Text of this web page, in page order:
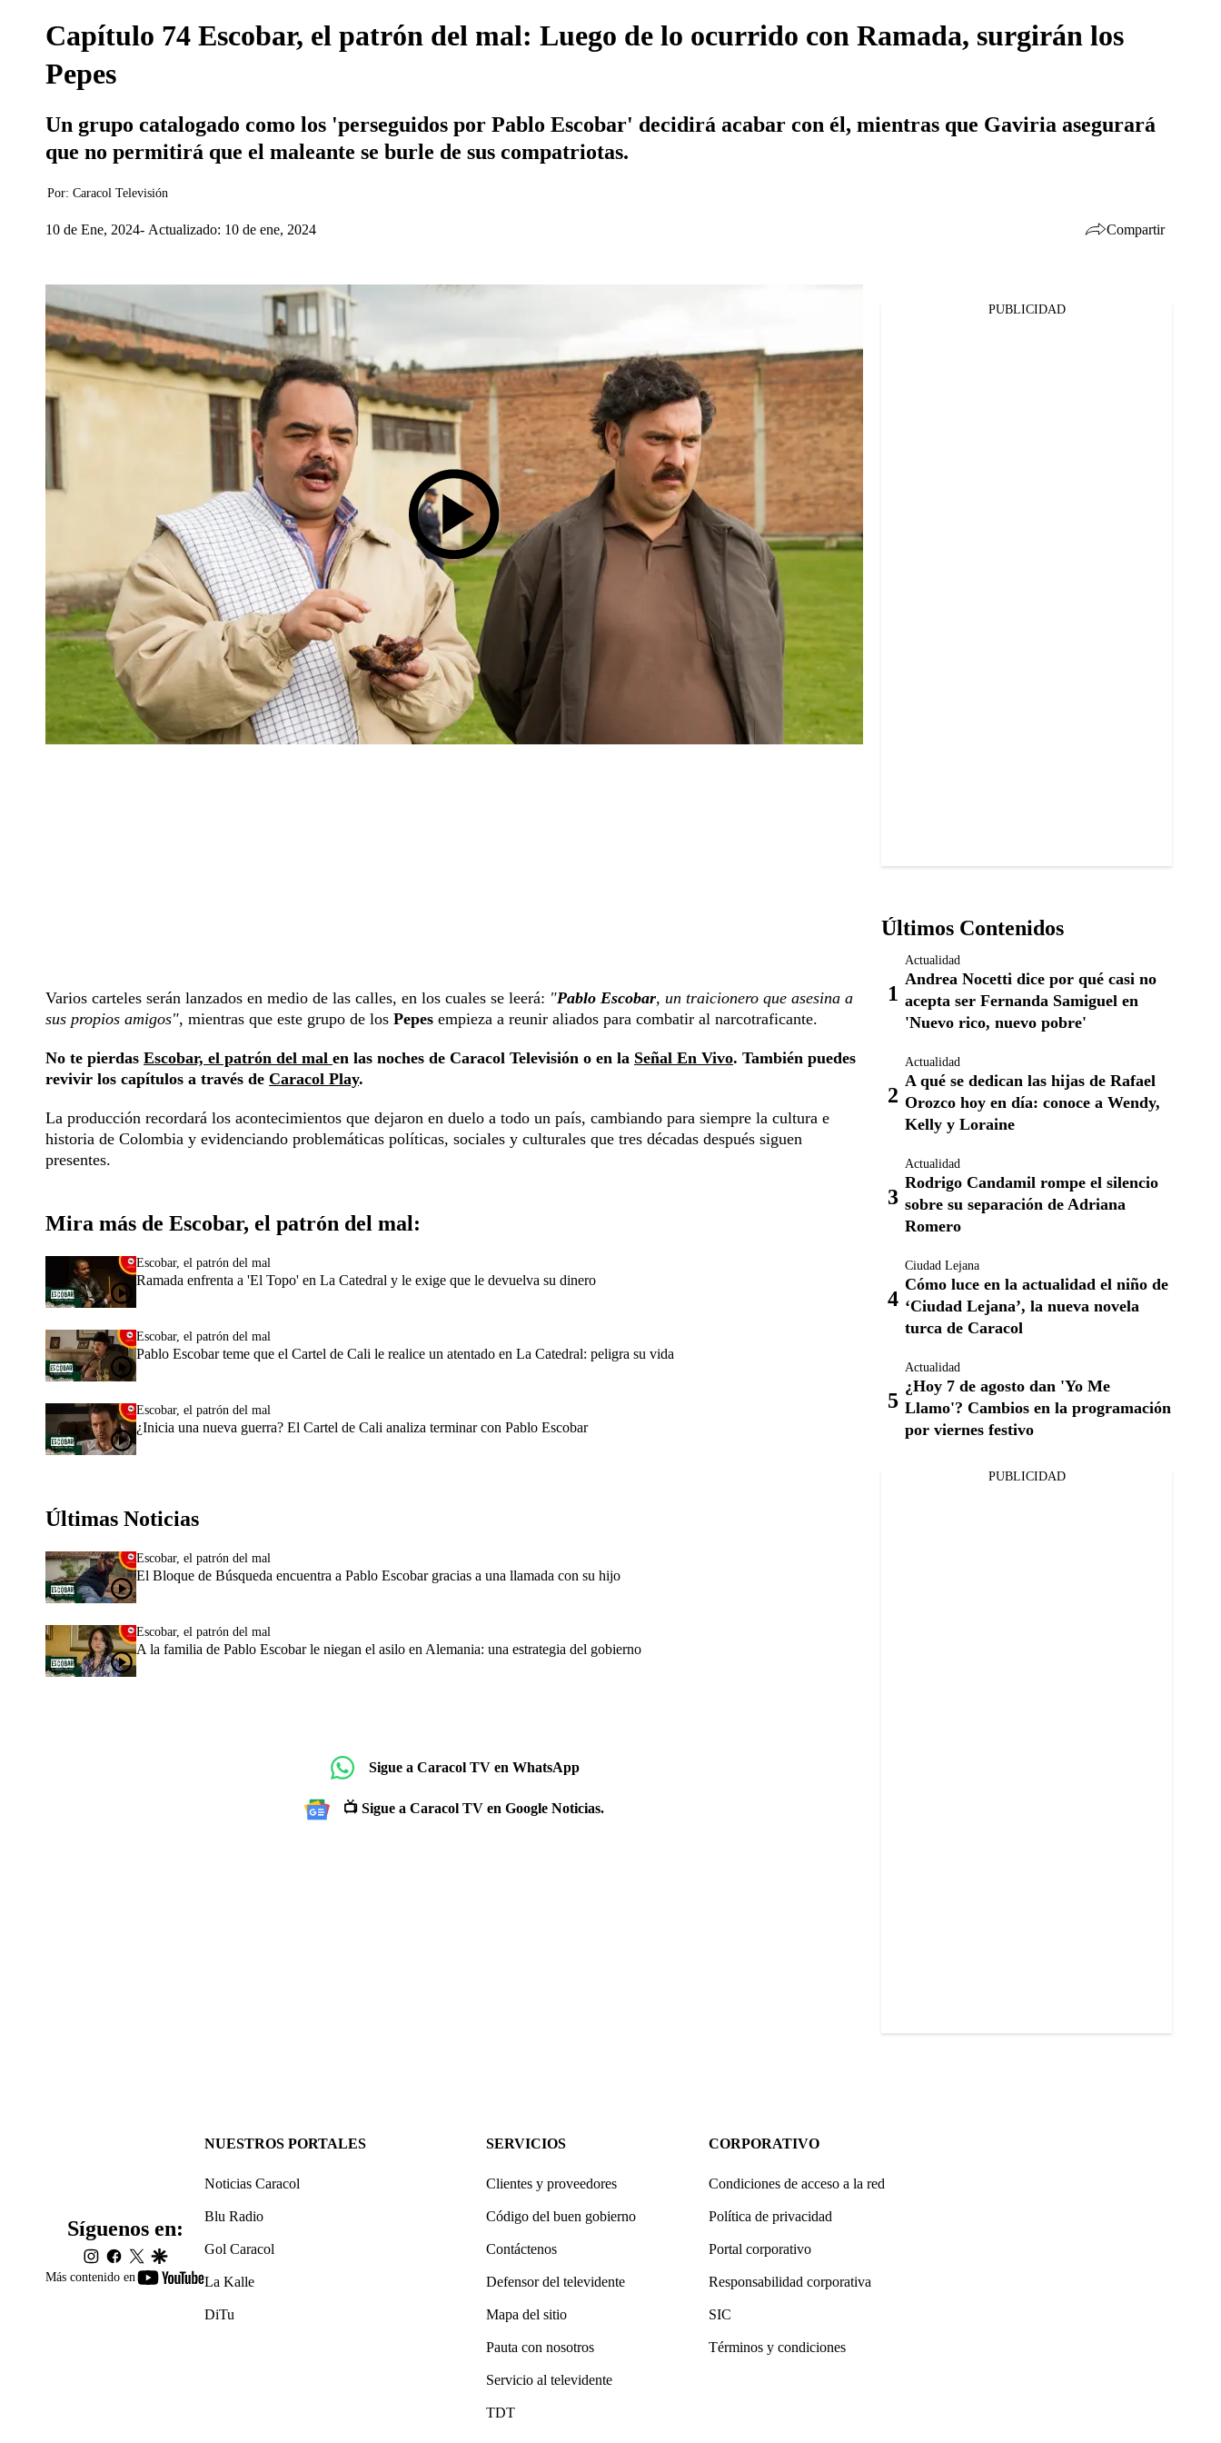
Capítulo 74 Escobar, el patrón del mal: Luego de lo ocurrido con Ramada, surgirán los
Pepes
Un grupo catalogado como los 'perseguidos por Pablo Escobar' decidirá acabar con él, mientras que Gaviria asegurará
que no permitirá que el maleante se burle de sus compatriotas.
Por: Caracol Televisión
10 de Ene, 2024 Actualizado: 10 de ene, 2024 Compartir
Varios carteles serán lanzados en medio de las calles, en los cuales se leerá: "Pablo Escobar, un traicionero que asesina a
sus propios amigos", mientras que este grupo de los Pepes empieza a reunir aliados para combatir al narcotraficante.
No te pierdas Escobar, el patrón del mal en las noches de Caracol Televisión o en la Señal En Vivo. También puedes
revivir los capítulos a través de Caracol Play.
La producción recordará los acontecimientos que dejaron en duelo a todo un país, cambiando para siempre la cultura e
historia de Colombia y evidenciando problemáticas políticas, sociales y culturales que tres décadas después siguen
presentes.
Mira más de Escobar, el patrón del mal:
Escobar, el patrón del mal
Ramada enfrenta a 'El Topo' en La Catedral y le exige que le devuelva su dinero
Escobar, el patrón del mal
Pablo Escobar teme que el Cartel de Cali le realice un atentado en La Catedral: peligra su vida
Escobar, el patrón del mal
¿Inicia una nueva guerra? El Cartel de Cali analiza terminar con Pablo Escobar
Últimas Noticias
Escobar, el patrón del mal
El Bloque de Búsqueda encuentra a Pablo Escobar gracias a una llamada con su hijo
Escobar, el patrón del mal
A la familia de Pablo Escobar le niegan el asilo en Alemania: una estrategia del gobierno
Sigue a Caracol TV en WhatsApp
📺 Sigue a Caracol TV en Google Noticias.
PUBLICIDAD
Últimos Contenidos
Actualidad
Andrea Nocetti dice por qué casi no
acepta ser Fernanda Samiguel en
'Nuevo rico, nuevo pobre'
Actualidad
A qué se dedican las hijas de Rafael
Orozco hoy en día: conoce a Wendy,
Kelly y Loraine
Actualidad
Rodrigo Candamil rompe el silencio
sobre su separación de Adriana
Romero
Ciudad Lejana
Cómo luce en la actualidad el niño de
‘Ciudad Lejana’, la nueva novela
turca de Caracol
Actualidad
¿Hoy 7 de agosto dan 'Yo Me
Llamo'? Cambios en la programación
por viernes festivo
PUBLICIDAD
Más contenido en
youtube-
Síguenos en:
instagram
facebook
twittergoogle
NUESTROS PORTALES
Noticias Caracol
Blu Radio
Gol Caracol
La Kalle
DiTu
SERVICIOS
Clientes y proveedores
Código del buen gobierno
Contáctenos
Defensor del televidente
Mapa del sitio
Pauta con nosotros
Servicio al televidente
TDT
CORPORATIVO
Condiciones de acceso a la red
Política de privacidad
Portal corporativo
Responsabilidad corporativa
SIC
Términos y condiciones